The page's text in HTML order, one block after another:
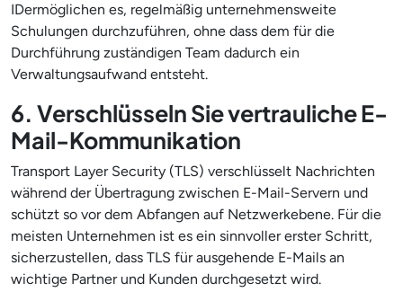
IDermöglichen es, regelmäßig unternehmensweite
Schulungen durchzuführen, ohne dass dem für die
Durchführung zuständigen Team dadurch ein
Verwaltungsaufwand entsteht.
6. Verschlüsseln Sie vertrauliche E-
Mail-Kommunikation
Transport Layer Security (TLS) verschlüsselt Nachrichten
während der Übertragung zwischen E-Mail-Servern und
schützt so vor dem Abfangen auf Netzwerkebene. Für die
meisten Unternehmen ist es ein sinnvoller erster Schritt,
sicherzustellen, dass TLS für ausgehende E-Mails an
wichtige Partner und Kunden durchgesetzt wird.